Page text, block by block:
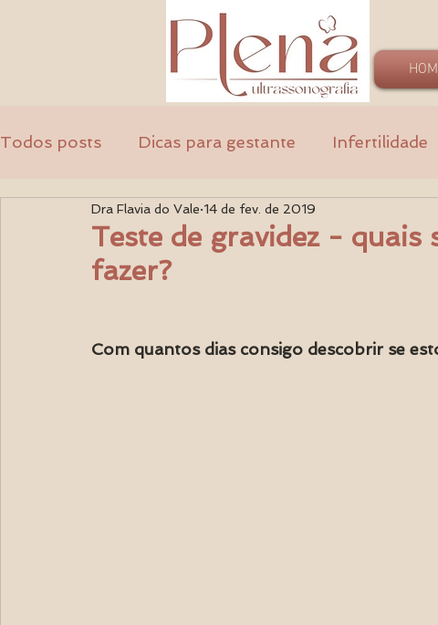
Todos posts Dicas para gestante Infertilidade
Ginecologia Médicos
Teste de gravidez - quais
fazer?
Dra Flavia do Vale 14 de fev. de 2019
Com quantos dias consigo descobrir se